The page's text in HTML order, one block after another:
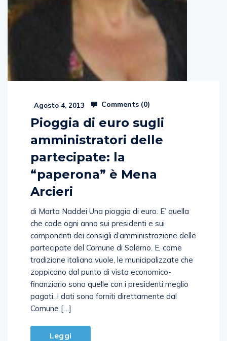
Agosto 4, 2013 Comments (0)
Pioggia di euro sugli
amministratori delle
partecipate: la
“paperona” è Mena
Arcieri
di Marta Naddei Una pioggia di euro. E’ quella
che cade ogni anno sui presidenti e sui
componenti dei consigli d’amministrazione delle
partecipate del Comune di Salerno. E, come
tradizione italiana vuole, le municipalizzate che
zoppicano dal punto di vista economico-
finanziario sono quelle con i presidenti meglio
pagati. I dati sono forniti direttamente dal
Comune […]
Leggi